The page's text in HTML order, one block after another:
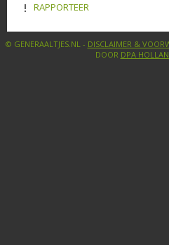
RAPPORTEER
© GENERAALTJES.NL - DISCLAIMER &
DOOR DPA